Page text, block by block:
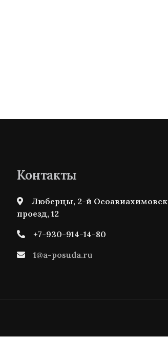
Контакты
Люберцы, 2-й
проезд, 12
+7-930-914-14-80
1@a-posuda.ru